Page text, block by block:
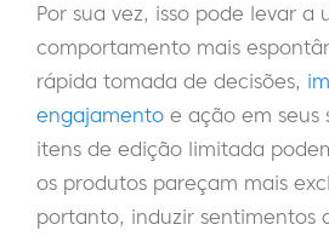
Por sua vez, isso pode levar a
comportamento mais
rápida tomada de decisões,
engajamento e ação em seus
itens de edição limitada
os produtos pareçam mais
portanto, induzir sentimentos